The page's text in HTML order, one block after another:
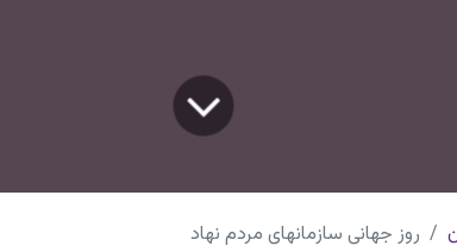
روز جهانی سازمانهای مردم نهاد